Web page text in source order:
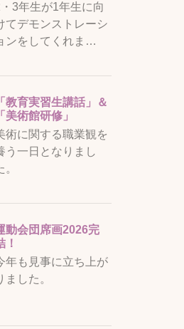
3年生が1年生に向
てデモンストレーシ
ンをしてくれま…
「教育実習生講話」＆
「美術館研修」
術に関する職業観を
う一日となりまし
。
動会団席画2026完
！
年も見事に立ち上が
ました。